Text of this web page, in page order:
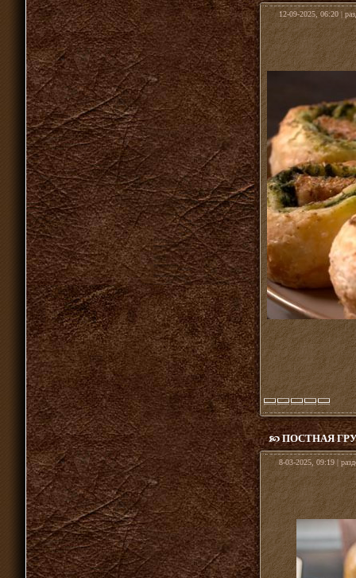
12-09-2025, 06:20 |
ПОСТНАЯ
8-03-2025, 09:19 |